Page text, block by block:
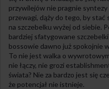
przywilejów nie pragnie syntezy
przewagi, dąży do tego, by stać
na szczebelku wyżej od siebie.
bardziej sfatygowane
bossowie dawno już spokojnie
To nie jest walka o
nie łączy, nie grozi
świata? Nie za bardzo jest się
że potencjał nie istnieje.